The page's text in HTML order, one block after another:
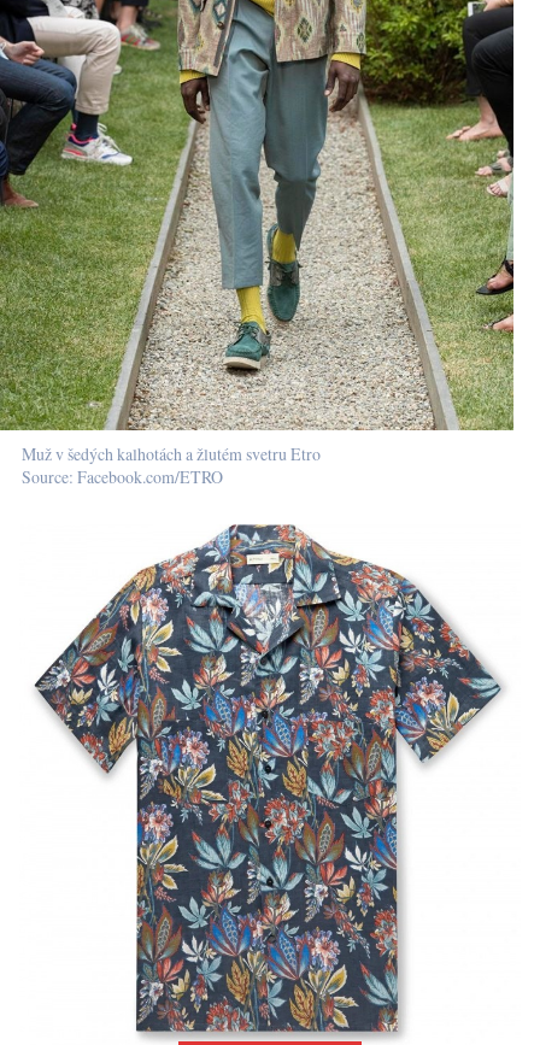
Muž v šedých kalhotách a žlutém svetru Etro
Source: Facebook.com/ETRO